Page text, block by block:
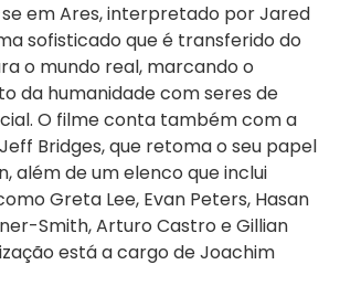
em Ares, interpretado por Jared
sofisticado que é transferido do
o mundo real, marcando o
da humanidade com seres de
O filme conta também com a
Bridges, que retoma o seu papel
além de um elenco que inclui
Greta Lee, Evan Peters, Hasan
Smith, Arturo Castro e Gillian
está a cargo de Joachim